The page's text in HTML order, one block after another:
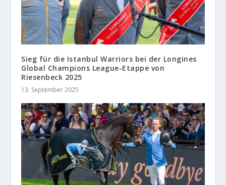
Sieg für die Istanbul Warriors bei der Longines
Global Champions League-Etappe von
Riesenbeck 2025
13. September 2025